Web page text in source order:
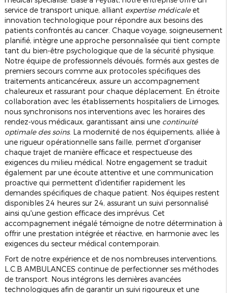
service de transport unique, alliant expertise médicaleet
innovation technologique pour répondre aux besoins des
patients confrontés au cancer. Chaque voyage, soigneusement
planifié, intègre une approche personnalisée qui tient compte
tant du bien-être psychologique que de la sécurité physique.
Notre équipe de professionnels dévoués, formés aux gestes de
premiers secours comme aux protocoles spécifiques des
traitements anticancéreux, assure un accompagnement
chaleureux et rassurant pour chaque déplacement. En étroite
collaboration avec les établissements hospitaliers de Limoges,
nous synchronisons nos interventions avec les horaires des
rendez-vous médicaux, garantissant ainsi une continuité
optimale des soins. La modernité de nos équipements, alliée à
une rigueur opérationnelle sans faille, permet d'organiser
chaque trajet de manière efficace et respectueuse des
exigences du milieu médical. Notre engagement se traduit
également par une écoute attentive et une communication
proactive qui permettent d'identifier rapidement les
demandes spécifiques de chaque patient. Nos équipes restent
disponibles 24 heures sur 24, assurant un suivi personnalisé
ainsi qu'une gestion efficace des imprévus. Cet
accompagnement inégalé témoigne de notre détermination à
offrir une prestation intégrée et réactive, en harmonie avec les
exigences du secteur médical contemporain.
Fort de notre expérience et de nos nombreuses interventions,
L.C.B AMBULANCES continue de perfectionner ses méthodes
de transport. Nous intégrons les dernières avancées
technologiques afin de garantir un suivi rigoureux et une